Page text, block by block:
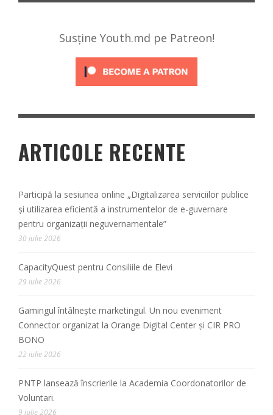
Susține Youth.md pe Patreon!
ARTICOLE RECENTE
Participă la sesiunea online „Digitalizarea serviciilor publice
și utilizarea eficientă a instrumentelor de e-guvernare
pentru organizații neguvernamentale”
30 iulie 2026
CapacityQuest pentru Consiliile de Elevi
29 iulie 2026
Gamingul întâlnește marketingul. Un nou eveniment
Connector organizat la Orange Digital Center și CIR PRO
BONO
22 iulie 2026
PNTP lansează înscrierile la Academia Coordonatorilor de
Voluntari.
9 iulie 2026